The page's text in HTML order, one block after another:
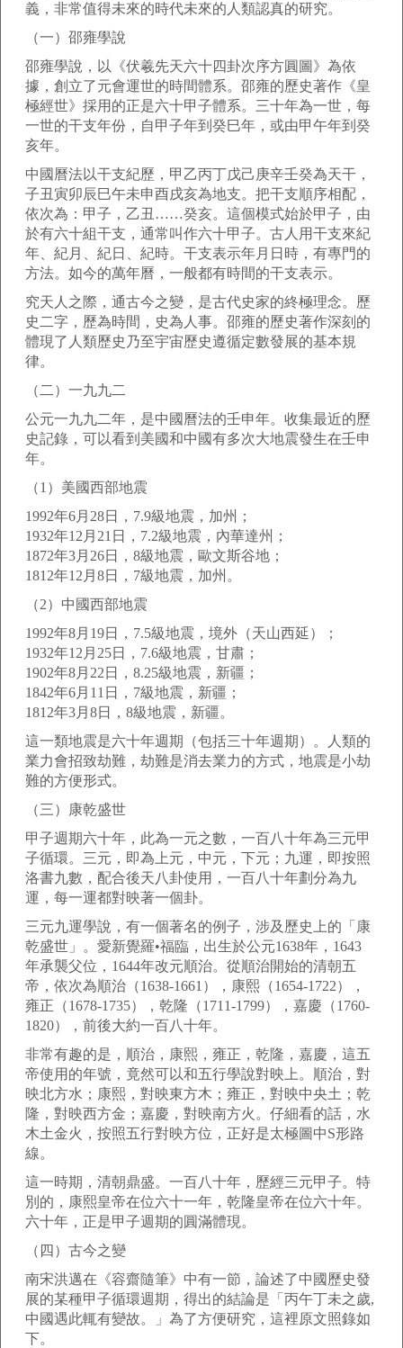
義，非常值得未來的時代未來的人類認真的研究。
（一）邵雍學說
邵雍學說，以《伏羲先天六十四卦次序方圓圖》為依
據，創立了元會運世的時間體系。邵雍的歷史著作《皇
極經世》採用的正是六十甲子體系。三十年為一世，每
一世的干支年份，自甲子年到癸巳年，或由甲午年到癸
亥年。
中國曆法以干支紀歷，甲乙丙丁戊己庚辛壬癸為天干，
子丑寅卯辰巳午未申酉戌亥為地支。把干支順序相配，
依次為：甲子，乙丑……癸亥。這個模式始於甲子，由
於有六十組干支，通常叫作六十甲子。古人用干支來紀
年、紀月、紀日、紀時。干支表示年月日時，有專門的
方法。如今的萬年曆，一般都有時間的干支表示。
究天人之際，通古今之變，是古代史家的終極理念。歷
史二字，歷為時間，史為人事。邵雍的歷史著作深刻的
體現了人類歷史乃至宇宙歷史遵循定數發展的基本規
律。
（二）一九九二
公元一九九二年，是中國曆法的壬申年。收集最近的歷
史記錄，可以看到美國和中國有多次大地震發生在壬申
年。
（1）美國西部地震
1992年6月28日，7.9級地震，加州；
1932年12月21日，7.2級地震，內華達州；
1872年3月26日，8級地震，歐文斯谷地；
1812年12月8日，7級地震，加州。
（2）中國西部地震
1992年8月19日，7.5級地震，境外（天山西延）；
1932年12月25日，7.6級地震，甘肅；
1902年8月22日，8.25級地震，新疆；
1842年6月11日，7級地震，新疆；
1812年3月8日，8級地震，新疆。
這一類地震是六十年週期（包括三十年週期）。人類的
業力會招致劫難，劫難是消去業力的方式，地震是小劫
難的方便形式。
（三）康乾盛世
甲子週期六十年，此為一元之數，一百八十年為三元甲
子循環。三元，即為上元，中元，下元；九運，即按照
洛書九數，配合後天八卦使用，一百八十年劃分為九
運，每一運都對映著一個卦。
三元九運學說，有一個著名的例子，涉及歷史上的「康
乾盛世」。愛新覺羅•福臨，出生於公元1638年，1643
年承襲父位，1644年改元順治。從順治開始的清朝五
帝，依次為順治（1638-1661），康熙（1654-1722），
雍正（1678-1735），乾隆（1711-1799），嘉慶（1760-
1820），前後大約一百八十年。
非常有趣的是，順治，康熙，雍正，乾隆，嘉慶，這五
帝使用的年號，竟然可以和五行學說對映上。順治，對
映北方水；康熙，對映東方木；雍正，對映中央土；乾
隆，對映西方金；嘉慶，對映南方火。仔細看的話，水
木土金火，按照五行對映方位，正好是太極圖中S形路
線。
這一時期，清朝鼎盛。一百八十年，歷經三元甲子。特
別的，康熙皇帝在位六十一年，乾隆皇帝在位六十年。
六十年，正是甲子週期的圓滿體現。
（四）古今之變
南宋洪邁在《容齋隨筆》中有一節，論述了中國歷史發
展的某種甲子循環週期，得出的結論是「丙午丁未之歲,
中國遇此輒有變故。」為了方便研究，這裡原文照錄如
下。